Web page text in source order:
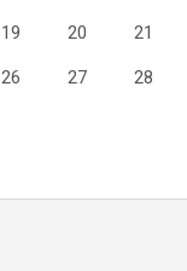
19 20 21
26 27 28